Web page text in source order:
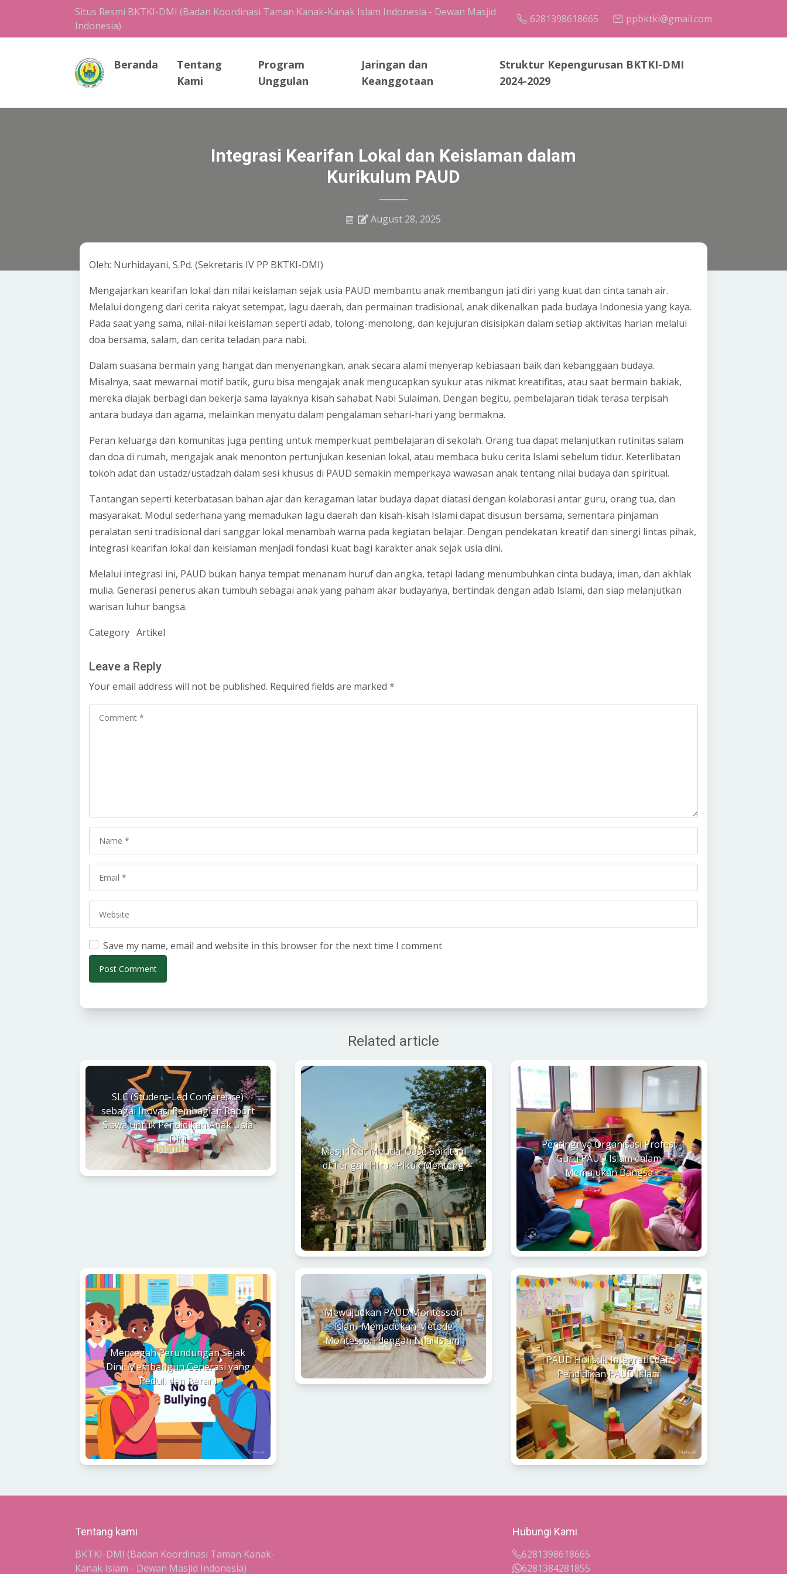
Situs Resmi BKTKI-DMI (Badan Koordinasi Taman Kanak-Kanak Islam Indonesia - Dewan Masjid
Indonesia)
6281398618665 ppbktki@gmail.com
Beranda
Tentang
Kami
Program
Unggulan
Jaringan dan
Keanggotaan
Struktur Kepengurusan BKTKI-DMI
2024-2029
Integrasi Kearifan Lokal dan Keislaman dalam
Kurikulum PAUD
August 28, 2025
Oleh: Nurhidayani, S.Pd. (Sekretaris IV PP BKTKI-DMI)
Mengajarkan kearifan lokal dan nilai keislaman sejak usia PAUD membantu anak membangun jati diri yang kuat dan cinta tanah air.
Melalui dongeng dari cerita rakyat setempat, lagu daerah, dan permainan tradisional, anak dikenalkan pada budaya Indonesia yang kaya.
Pada saat yang sama, nilai-nilai keislaman seperti adab, tolong-menolong, dan kejujuran disisipkan dalam setiap aktivitas harian melalui
doa bersama, salam, dan cerita teladan para nabi.
Dalam suasana bermain yang hangat dan menyenangkan, anak secara alami menyerap kebiasaan baik dan kebanggaan budaya.
Misalnya, saat mewarnai motif batik, guru bisa mengajak anak mengucapkan syukur atas nikmat kreatifitas, atau saat bermain bakiak,
mereka diajak berbagi dan bekerja sama layaknya kisah sahabat Nabi Sulaiman. Dengan begitu, pembelajaran tidak terasa terpisah
antara budaya dan agama, melainkan menyatu dalam pengalaman sehari-hari yang bermakna.
Peran keluarga dan komunitas juga penting untuk memperkuat pembelajaran di sekolah. Orang tua dapat melanjutkan rutinitas salam
dan doa di rumah, mengajak anak menonton pertunjukan kesenian lokal, atau membaca buku cerita Islami sebelum tidur. Keterlibatan
tokoh adat dan ustadz/ustadzah dalam sesi khusus di PAUD semakin memperkaya wawasan anak tentang nilai budaya dan spiritual.
Tantangan seperti keterbatasan bahan ajar dan keragaman latar budaya dapat diatasi dengan kolaborasi antar guru, orang tua, dan
masyarakat. Modul sederhana yang memadukan lagu daerah dan kisah-kisah Islami dapat disusun bersama, sementara pinjaman
peralatan seni tradisional dari sanggar lokal menambah warna pada kegiatan belajar. Dengan pendekatan kreatif dan sinergi lintas pihak,
integrasi kearifan lokal dan keislaman menjadi fondasi kuat bagi karakter anak sejak usia dini.
Melalui integrasi ini, PAUD bukan hanya tempat menanam huruf dan angka, tetapi ladang menumbuhkan cinta budaya, iman, dan akhlak
mulia. Generasi penerus akan tumbuh sebagai anak yang paham akar budayanya, bertindak dengan adab Islami, dan siap melanjutkan
warisan luhur bangsa.
Category Artikel
Leave a Reply
Your email address will not be published. Required fields are marked *
Save my name, email and website in this browser for the next time I comment
Related article
SLC (Student-Led Conference)
sebagai Inovasi Pembagian Raport
Siswa untuk Pendidikan Anak Usia
Dini
Masjid Cut Meutia: Oase Spiritual
di Tengah Hiruk Pikuk Menteng
Pentingnya Organisasi Profesi
Guru PAUD Islam dalam
Memajukan Bangsa
Mencegah Perundungan Sejak
Dini: Membangun Generasi yang
Peduli dan Berani
Mewujudkan PAUD Montessori
Islam: Memadukan Metode
Montessori dengan Nilai Islami
PAUD Holistik Integratif dan
Pendidikan PAUD Islam
Tentang kami
BKTKI-DMI (Badan Koordinasi Taman Kanak-
Kanak Islam - Dewan Masjid Indonesia)
Hubungi Kami
6281398618665
6281384281855